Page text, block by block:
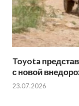
Toyota
с новой
23.07.2026